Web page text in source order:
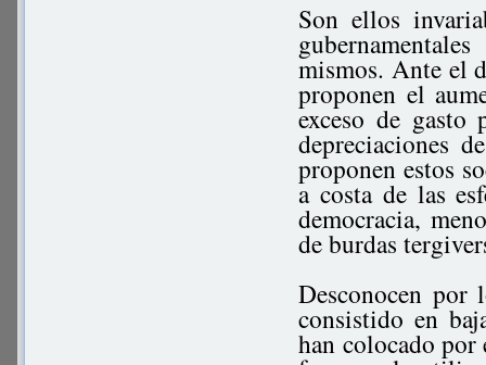
Son ellos
mismos. Ante el
proponen el
exceso de gasto
depreciaciones
proponen estos
a costa de las
democracia,
de burdas
Desconocen por
consistido en
han colocado por